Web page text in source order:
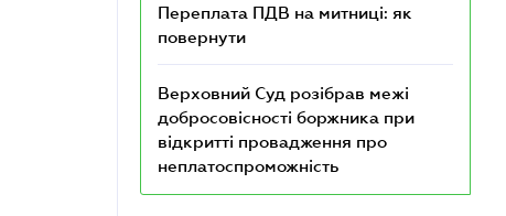
Переплата ПДВ на митниці: як
повернути
Верховний Суд розібрав межі
добросовісності боржника при
відкритті провадження про
неплатоспроможність